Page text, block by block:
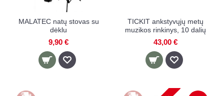
MALATEC natų stovas su
dėklu
9,90 €
TICKIT ankstyvųjų metų
muzikos rinkinys, 10 dalių
43,00 €